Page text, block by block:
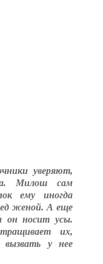
уверяют,
Милош сам
ему иногда
женой. А еще
он носит усы.
их,
вызвать у нее